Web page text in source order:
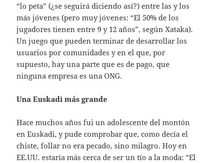
“lo peta” (¿se seguirá diciendo así?) entre las y los
más jóvenes (pero muy jóvenes: “El 50% de los
jugadores tienen entre 9 y 12 años”, según Xataka).
Un juego que pueden terminar de desarrollar los
usuarios por comunidades y en el que, por
supuesto, hay una parte que es de pago, que
ninguna empresa es una ONG.
Una Euskadi más grande
Hace muchos años fui un adolescente del montón
en Euskadi, y pude comprobar que, como decía el
chiste, follar no era pecado, sino milagro. Hoy en
EE.UU. estaría más cerca de ser un tío a la moda: “El